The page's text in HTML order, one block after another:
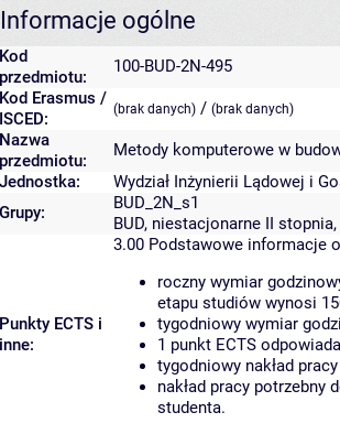
Informacje ogólne
Kod
przedmiotu:
100-BUD-2N-495
Kod Erasmus /
ISCED:
(brak danych) / (brak danych)
Nazwa
przedmiotu:
Metody komputerowe w
Jednostka:
Wydział Inżynierii Lądowej i
Grupy:
BUD_2N_s1
BUD, niestacjonarne II
Punkty ECTS i
inne:
3.00 Podstawowe informacje
roczny wymiar
etapu studiów wynosi
tygodniowy wymiar
1 punkt ECTS
tygodniowy nakład
nakład pracy potrzebny
studenta.